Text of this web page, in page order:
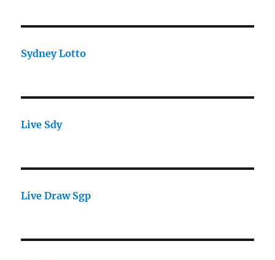
Sydney Lotto
Live Sdy
Live Draw Sgp